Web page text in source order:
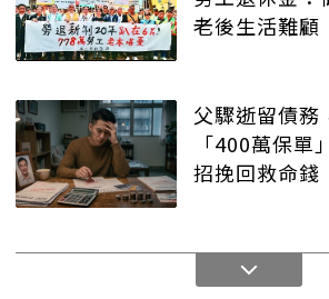
老後生活難顧
父驟逝留債務
「400萬保單
招挽回救命錢